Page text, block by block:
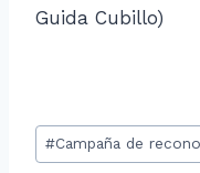
Guida Cubillo)
Etiquetas
de
#Campaña de